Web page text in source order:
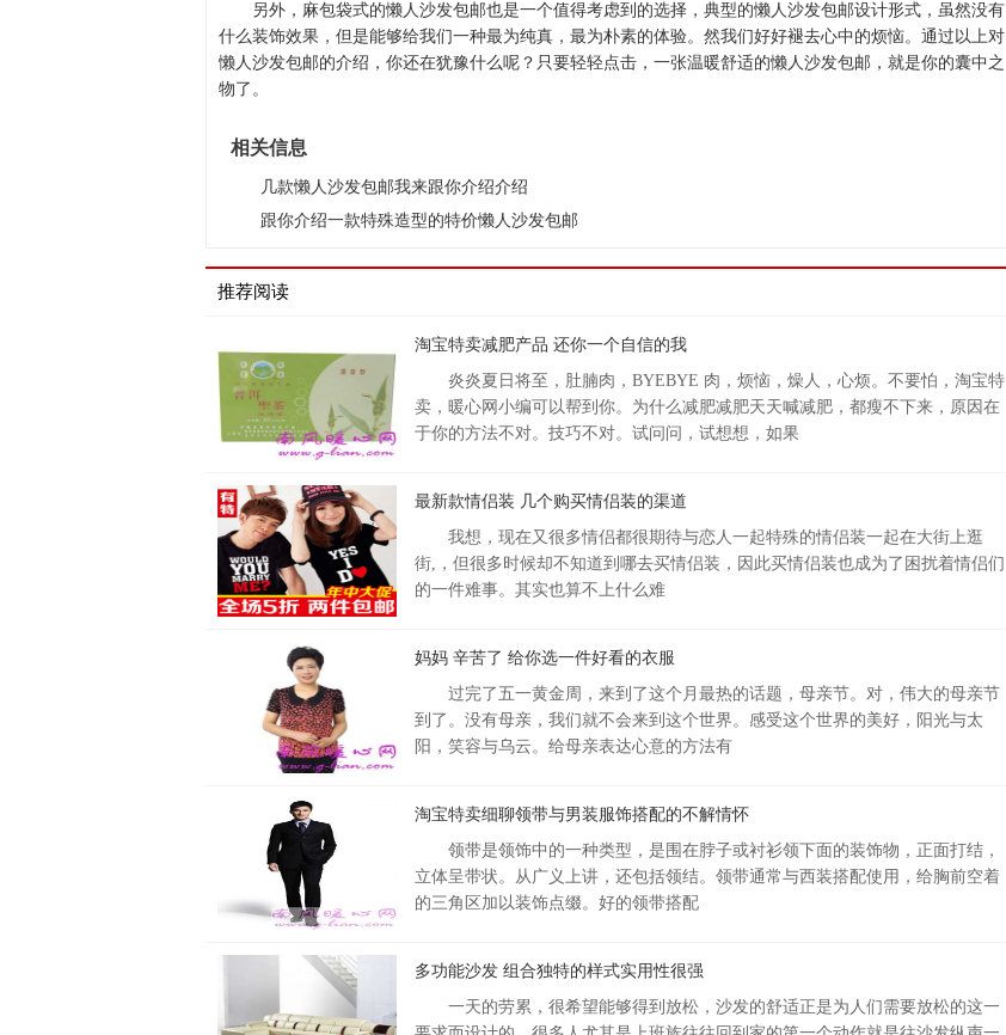
另外，麻包袋式的懒人沙发包邮也是一个值得考虑到的选择，典型的懒人沙发包邮设计形式，虽然没有
什么装饰效果，但是能够给我们一种最为纯真，最为朴素的体验。然我们好好褪去心中的烦恼。通过以上对
懒人沙发包邮的介绍，你还在犹豫什么呢？只要轻轻点击，一张温暖舒适的懒人沙发包邮，就是你的囊中之
物了。
相关信息
几款懒人沙发包邮我来跟你介绍介绍
跟你介绍一款特殊造型的特价懒人沙发包邮
推荐阅读
淘宝特卖减肥产品 还你一个自信的我
炎炎夏日将至，肚腩肉，BYEBYE 肉，烦恼，燥人，心烦。不要怕，淘宝特
卖，暖心网小编可以帮到你。为什么减肥减肥天天喊减肥，都瘦不下来，原因在
于你的方法不对。技巧不对。试问问，试想想，如果
最新款情侣装 几个购买情侣装的渠道
我想，现在又很多情侣都很期待与恋人一起特殊的情侣装一起在大街上逛
街,，但很多时候却不知道到哪去买情侣装，因此买情侣装也成为了困扰着情侣们
的一件难事。其实也算不上什么难
妈妈 辛苦了 给你选一件好看的衣服
过完了五一黄金周，来到了这个月最热的话题，母亲节。对，伟大的母亲节
到了。没有母亲，我们就不会来到这个世界。感受这个世界的美好，阳光与太
阳，笑容与乌云。给母亲表达心意的方法有
淘宝特卖细聊领带与男装服饰搭配的不解情怀
领带是领饰中的一种类型，是围在脖子或衬衫领下面的装饰物，正面打结，
立体呈带状。从广义上讲，还包括领结。领带通常与西装搭配使用，给胸前空着
的三角区加以装饰点缀。好的领带搭配
多功能沙发 组合独特的样式实用性很强
一天的劳累，很希望能够得到放松，沙发的舒适正是为人们需要放松的这一